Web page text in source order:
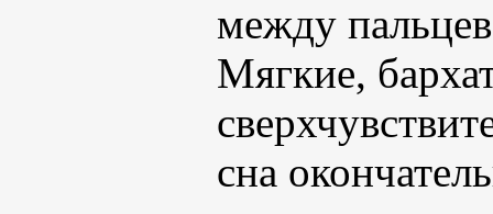
между
Мягкие,
сна